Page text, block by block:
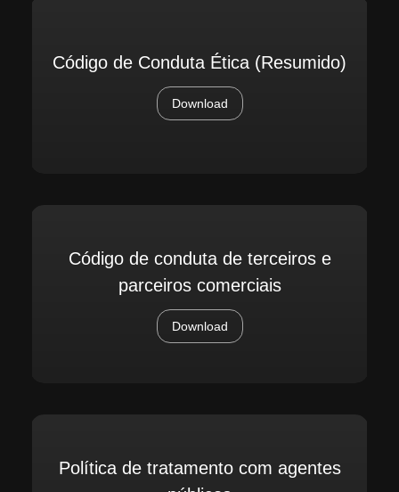
Código de Conduta Ética (Resumido)
Download
Código de conduta de terceiros e
parceiros comerciais
Download
Política de tratamento com agentes